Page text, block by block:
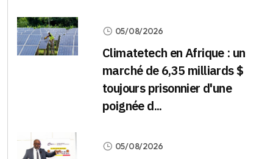
05/08/2026
Climatetech en Afrique : un
marché de 6,35 milliards $
toujours prisonnier d'une
poignée d...
05/08/2026